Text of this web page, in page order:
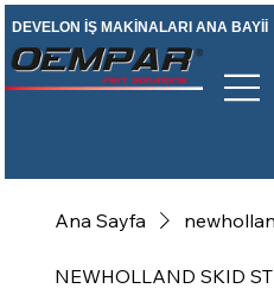
DEVELON İŞ MAKİNALARI ANA BAYİİ
Ana Sayfa
NEWHOLLAND SKID